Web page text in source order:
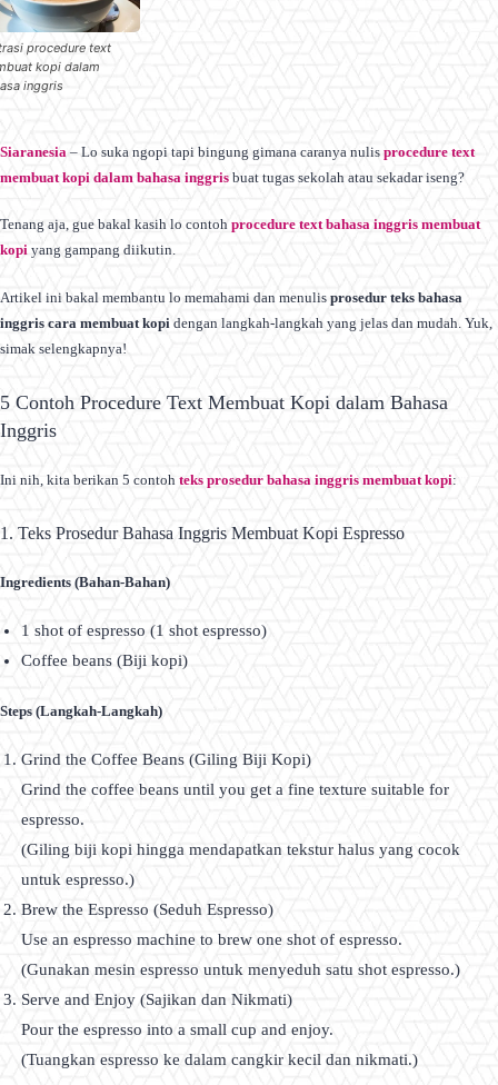
procedure text
kopi dalam
inggris
Siaranesia – Lo suka ngopi tapi bingung gimana caranya nulis procedure text
membuat kopi dalam bahasa inggris buat tugas sekolah atau sekadar iseng?
Tenang aja, gue bakal kasih lo contoh procedure text bahasa inggris membuat
kopi yang gampang diikutin.
Artikel ini bakal membantu lo memahami dan menulis prosedur teks bahasa
inggris cara membuat kopi dengan langkah-langkah yang jelas dan mudah. Yuk,
simak selengkapnya!
5 Contoh Procedure Text Membuat Kopi dalam Bahasa
Inggris
Ini nih, kita berikan 5 contoh teks prosedur bahasa inggris membuat kopi:
1. Teks Prosedur Bahasa Inggris Membuat Kopi Espresso
Ingredients (Bahan-Bahan)
1 shot of espresso (1 shot espresso)
Coffee beans (Biji kopi)
Steps (Langkah-Langkah)
Grind the Coffee Beans (Giling Biji Kopi)
Grind the coffee beans until you get a fine texture suitable for
espresso.
(Giling biji kopi hingga mendapatkan tekstur halus yang cocok
untuk espresso.)
Brew the Espresso (Seduh Espresso)
Use an espresso machine to brew one shot of espresso.
(Gunakan mesin espresso untuk menyeduh satu shot espresso.)
Serve and Enjoy (Sajikan dan Nikmati)
Pour the espresso into a small cup and enjoy.
(Tuangkan espresso ke dalam cangkir kecil dan nikmati.)